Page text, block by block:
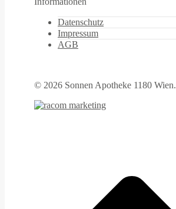
Datenschutz
Impressum
AGB
© 2026 Sonnen Apotheke 1180 Wien.